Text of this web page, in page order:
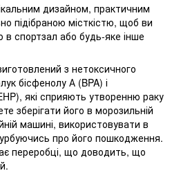
дизайном, практичним
підібраною місткістю, щоб ви
спортзал або будь-яке інше
з нетоксичного
бісфенолу А (BPA) і
які сприяють утворенню раку
зберігати його в морозильній
машині, використовувати в
про його пошкодження.
переробці, що доводить, що